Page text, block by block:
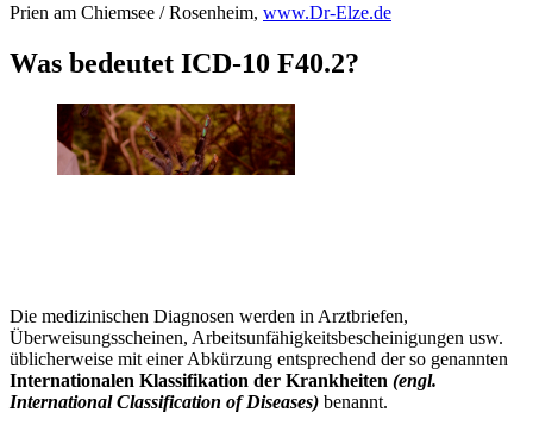
Prien am Chiemsee / Rosenheim, www.Dr-Elze.de
Was bedeutet ICD-10 F40.2?
Die medizinischen Diagnosen werden in Arztbriefen,
Überweisungs­scheinen, Arbeits­unfähigkeits­bescheinigungen usw.
üblicherweise mit einer Abkürzung entsprechend der so genannten
Internationalen Klassifikation der Krankheiten (engl.
International Classification of Diseases) benannt.